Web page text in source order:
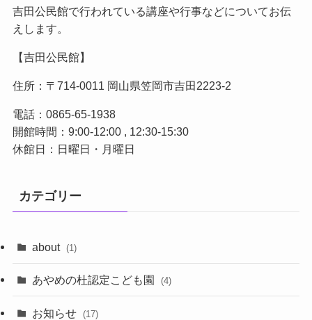
吉田公民館で行われている講座や行事などについてお伝
えします。
【吉田公民館】
住所：〒714-0011 岡山県笠岡市吉田2223-2
電話：0865-65-1938
開館時間：9:00-12:00 , 12:30-15:30
休館日：日曜日・月曜日
カテゴリー
about (1)
あやめの杜認定こども園 (4)
お知らせ (17)